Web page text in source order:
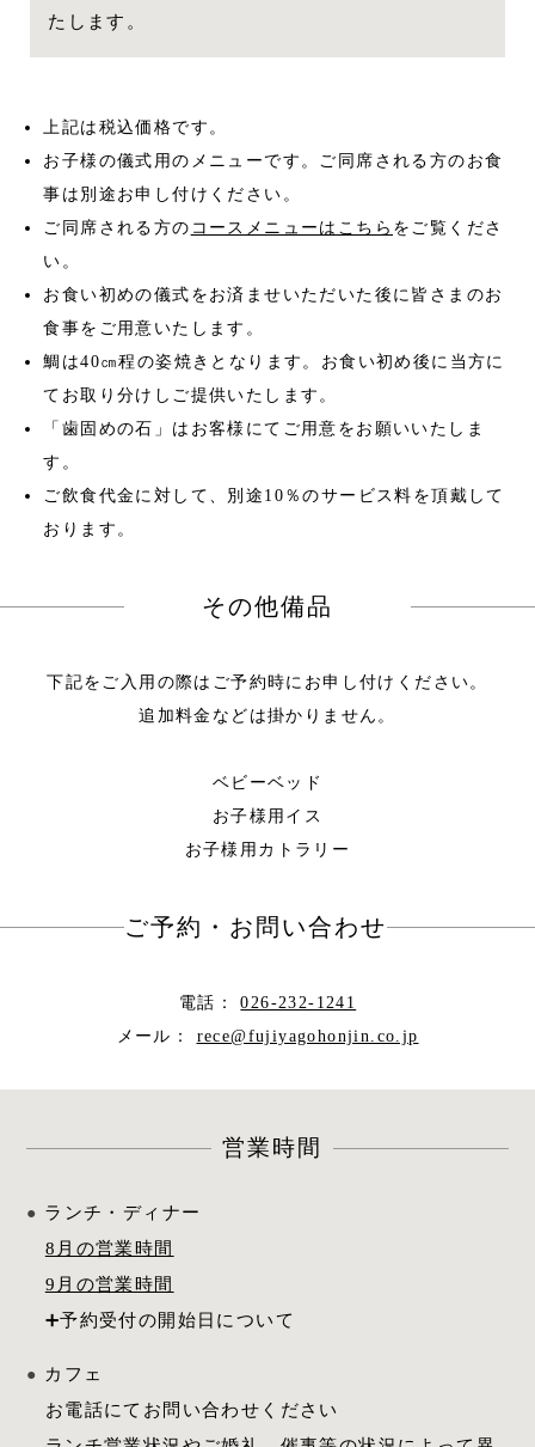
たします。
上記は税込価格です。
お子様の儀式用のメニューです。ご同席される方のお食
事は別途お申し付けください。
ご同席される方の コースメニューはこちら をご覧くださ
い。
お食い初めの儀式をお済ませいただいた後に皆さまのお
食事をご用意いたします。
鯛は40㎝程の姿焼きとなります。お食い初め後に当方に
てお取り分けしご提供いたします。
「歯固めの石」はお客様にてご用意をお願いいたしま
す。
ご飲食代金に対して、別途10％のサービス料を頂戴して
おります。
その他備品
下記をご入用の際はご予約時にお申し付けください。
追加料金などは掛かりません。
ベビーベッド
お子様用イス
お子様用カトラリー
ご予約・お問い合わせ
電話：026-232-1241
メール： rece@fujiyagohonjin.co.jp
営業時間
ランチ・ディナー
8月の営業時間
9月の営業時間
カフェ
お電話にてお問い合わせください